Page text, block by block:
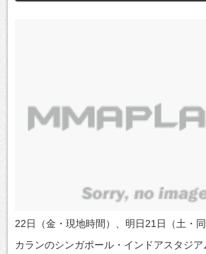
22日（金・現地時間）、明日21日（土・
カランのシンガポール・インドアスタジ